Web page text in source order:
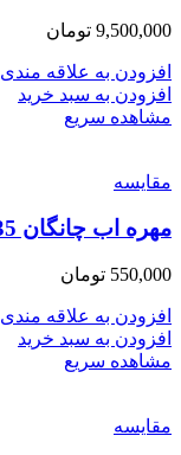
9,500,000 تومان
افزودن به علاقه مندی
افزودن به سبد خرید
مشاهده سریع
مقایسه
مهره اب چانگان CS35
550,000 تومان
افزودن به علاقه مندی
افزودن به سبد خرید
مشاهده سریع
مقایسه